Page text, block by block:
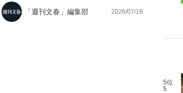
「週刊文春」編集部 2026/07/16
5位
5